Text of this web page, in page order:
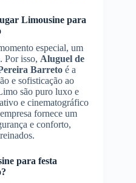
Limousine para
especial, um
Por isso, Aluguel de
Barreto é a
e sofisticação ao
são puro luxo e
e cinematográfico
fornece um
e conforto,
para festa
?